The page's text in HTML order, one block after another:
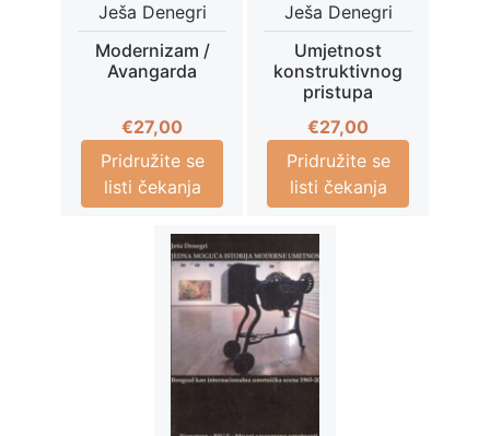
Ješa Denegri
Modernizam /
Avangarda
€27,00
Pridružite se
listi čekanja
Ješa Denegri
Umjetnost
konstruktivnog
pristupa
€27,00
Pridružite se
listi čekanja